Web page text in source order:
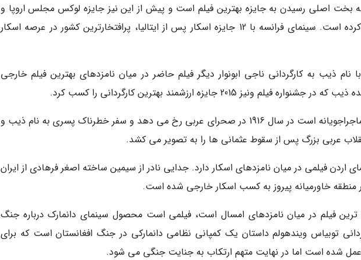
بخت اصلی رسیدن به جایزه بهترین فیلم است و پیش از این نیز جایزه لوکس مجلس اروپا و
جوایز لومیر فرانسه را کسب کرده است. سینمای فرانسه با 12 جایزه اسکار پس از ایتالیا، پرافتخارترین کشور در عرصه اسکار
ذیب به کارگردانی ناجی ابونوار دیگر فیلم حاضر در میان نامزدهای بهترین فیلم خارجی
2015 جایزه ارزشمند بهترین کارگردانی را کسب کرد.
داستان فیلم ذیب که درامی ماجراجویانه است در سال 1916 در صحرای عربی رخ می دهد و سفر خطرناک پسری به نام ذیب و
عربی بزرگ پس از سقوط عثمانی ها را به تصویر می کشد.
اردن فیلمی در میان نامزدهای اسکار دارد. جدایی نادر از سیمین ساخته اصغر فرهادی از ایران
منطقه خاورمیانه پیروز به کسب اسکار خارجی شده است.
فیلم در میان نامزدهای امسال است، فیلمی است محصول سینمای دانمارک درباره جنگ
توبیاس ویندهولم داستان یک کمپانی نظامی دانمارکی در جنگ افغانستان است که برای
عمل شده است اما در نهایت متهم ارتکاب به جنایت جنگی می شود.